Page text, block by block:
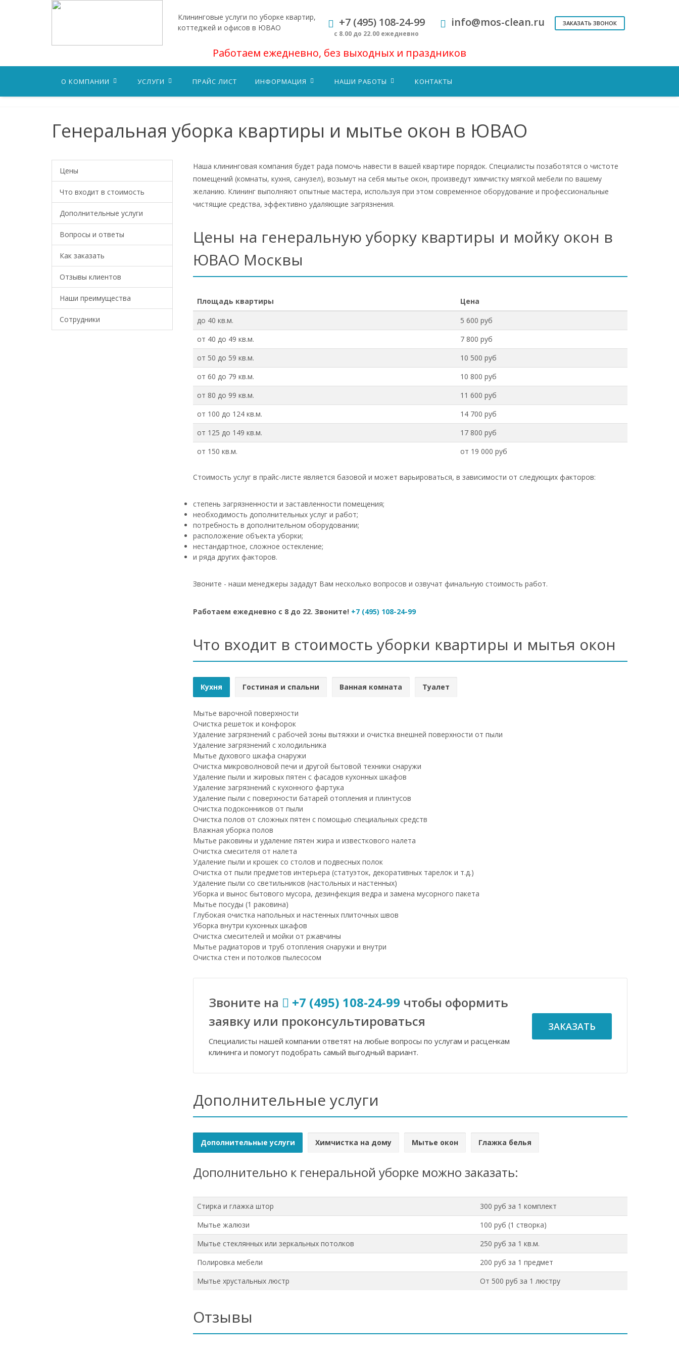
Клининговые услуги по уборке квартир,
коттеджей и офисов в ЮВАО
+7 (495) 108-24-99
с 8.00 до 22.00 ежедневно
info@mos-clean.ru ЗАКАЗАТЬ ЗВОНОК
Работаем ежедневно, без выходных и праздников
О КОМПАНИИ УСЛУГИ ПРАЙС ЛИСТ ИНФОРМАЦИЯ НАШИ РАБОТЫ КОНТАКТЫ
Генеральная уборка квартиры и мытье окон в ЮВАО
Цены
Что входит в стоимость
Дополнительные услуги
Вопросы и ответы
Как заказать
Отзывы клиентов
Наши преимущества
Сотрудники
Наша клининговая компания будет рада помочь навести в вашей квартире порядок. Специалисты позаботятся о чистоте
помещений (комнаты, кухня, санузел), возьмут на себя мытье окон, произведут химчистку мягкой мебели по вашему
желанию. Клининг выполняют опытные мастера, используя при этом современное оборудование и профессиональные
чистящие средства, эффективно удаляющие загрязнения.
Цены на генеральную уборку квартиры и мойку окон в
ЮВАО Москвы
Площадь квартиры
Цена
до 40 кв.м.
5 600 руб
от 40 до 49 кв.м.
7 800 руб
от 50 до 59 кв.м.
10 500 руб
от 60 до 79 кв.м.
10 800 руб
от 80 до 99 кв.м.
11 600 руб
от 100 до 124 кв.м.
14 700 руб
от 125 до 149 кв.м.
17 800 руб
от 150 кв.м.
от 19 000 руб
Стоимость услуг в прайс-листе является базовой и может варьироваться, в зависимости от следующих факторов:
степень загрязненности и заставленности помещения;
необходимость дополнительных услуг и работ;
потребность в дополнительном оборудовании;
расположение объекта уборки;
нестандартное, сложное остекление;
и ряда других факторов.
Звоните - наши менеджеры зададут Вам несколько вопросов и озвучат финальную стоимость работ.
Работаем ежедневно с 8 до 22. Звоните! +7 (495) 108-24-99
Что входит в стоимость уборки квартиры и мытья окон
Кухня Гостиная и спальни Ванная комната Туалет
Мытье варочной поверхности
Очистка решеток и конфорок
Удаление загрязнений с рабочей зоны вытяжки и очистка внешней поверхности от пыли
Удаление загрязнений с холодильника
Мытье духового шкафа снаружи
Очистка микроволновой печи и другой бытовой техники снаружи
Удаление пыли и жировых пятен с фасадов кухонных шкафов
Удаление загрязнений с кухонного фартука
Удаление пыли с поверхности батарей отопления и плинтусов
Очистка подоконников от пыли
Очистка полов от сложных пятен с помощью специальных средств
Влажная уборка полов
Мытье раковины и удаление пятен жира и известкового налета
Очистка смесителя от налета
Удаление пыли и крошек со столов и подвесных полок
Очистка от пыли предметов интерьера (статуэток, декоративных тарелок и т.д.)
Удаление пыли со светильников (настольных и настенных)
Уборка и вынос бытового мусора, дезинфекция ведра и замена мусорного пакета
Мытье посуды (1 раковина)
Глубокая очистка напольных и настенных плиточных швов
Уборка внутри кухонных шкафов
Очистка смесителей и мойки от ржавчины
Мытье радиаторов и труб отопления снаружи и внутри
Очистка стен и потолков пылесосом
Звоните на +7 (495) 108-24-99 чтобы оформить
заявку или проконсультироваться
Специалисты нашей компании ответят на любые вопросы по услугам и расценкам
клининга и помогут подобрать самый выгодный вариант.
ЗАКАЗАТЬ
Дополнительные услуги
Дополнительные услуги Химчистка на дому Мытье окон Глажка белья
Дополнительно к генеральной уборке можно заказать:
Стирка и глажка штор
300 руб за 1 комплект
Мытье жалюзи
100 руб (1 створка)
Мытье стеклянных или зеркальных потолков
250 руб за 1 кв.м.
Полировка мебели
200 руб за 1 предмет
Мытье хрустальных люстр
От 500 руб за 1 люстру
Отзывы